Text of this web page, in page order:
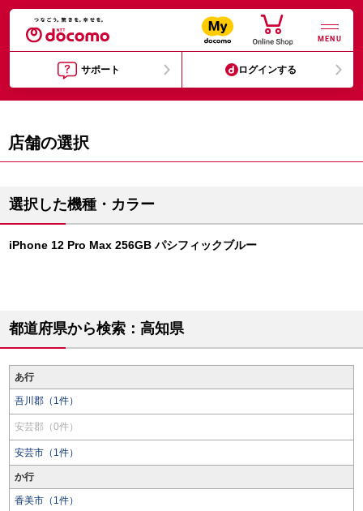
MENU
サポート ログインする
店舗の選択
選択した機種・カラー
iPhone 12 Pro Max 256GB パシフィックブルー
都道府県から検索：高知県
あ行
吾川郡（1件）
安芸郡（0件）
安芸市（1件）
か行
香美市（1件）